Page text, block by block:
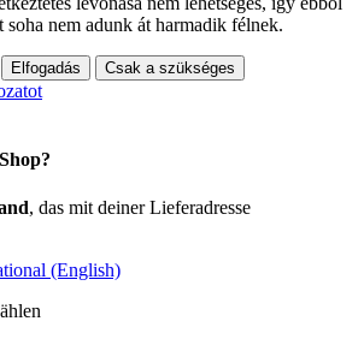
soha nem adunk át harmadik félnek.
Elfogadás Csak a szükséges
, das mit deiner Lieferadresse
(English)